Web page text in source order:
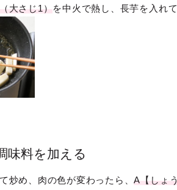
大さじ1） を中火で熱し、長芋を入れ
味料を加える
炒め、肉の色が変わったら、A【しょ